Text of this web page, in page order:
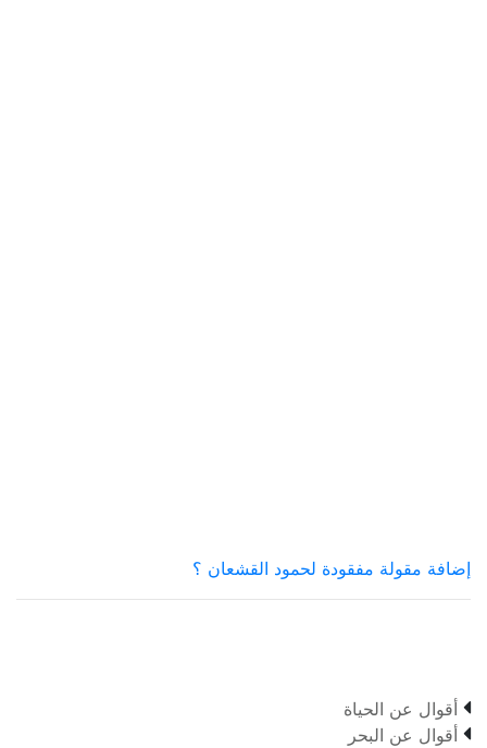
إضافة مقولة مفقودة لحمود القشعان ؟
 أقوال عن الحياة
 أقوال عن البحر